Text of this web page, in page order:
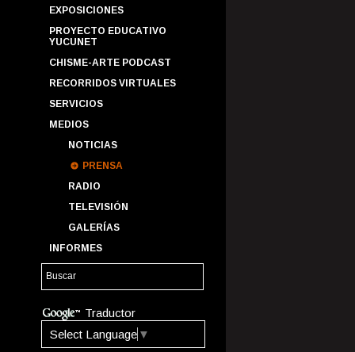
EXPOSICIONES
PROYECTO EDUCATIVO
YUCUNET
CHISME-ARTE PODCAST
RECORRIDOS VIRTUALES
SERVICIOS
MEDIOS
NOTICIAS
PRENSA
RADIO
TELEVISIÓN
GALERÍAS
INFORMES
Traductor
Select Language ▼